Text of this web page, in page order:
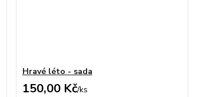
Hravé léto - sada
150,00 Kč/ks